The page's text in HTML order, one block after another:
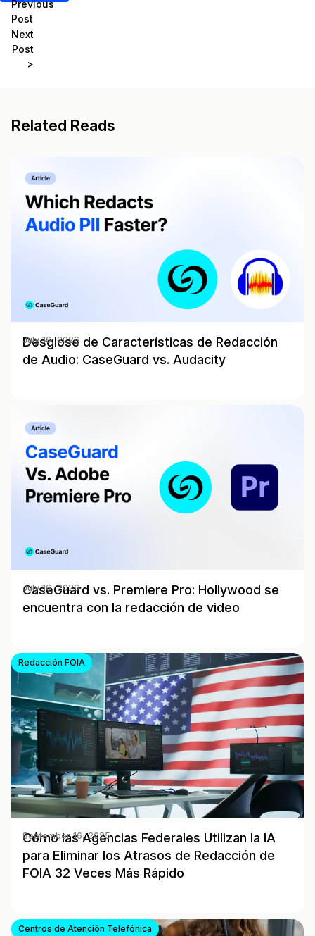
Previous
Post
Next
Post
>
Related Reads
Desglose de Características de Redacción
de Audio: CaseGuard vs. Audacity
July 16, 2026
CaseGuard vs. Premiere Pro: Hollywood se
encuentra con la redacción de video
July 16, 2026
Redacción FOIA
Cómo las Agencias Federales Utilizan la IA
para Eliminar los Atrasos de Redacción de
FOIA 32 Veces Más Rápido
September 16, 2025
Centros de Atención Telefónica